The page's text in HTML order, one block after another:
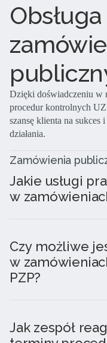
Dzięki doświadczeniu w
procedur kontrolnych
szansę klienta na sukces
działania.
Zamówienia
Jakie usługi
w
Czy możliwe
w
PZP?
Jak zespół